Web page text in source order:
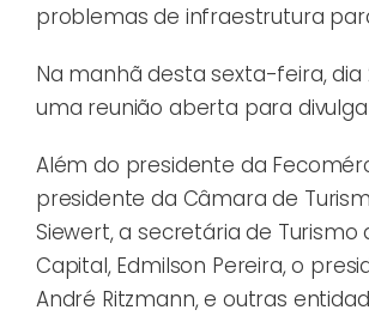
problemas de infraestrutura
Na manhã desta sexta-feira,
uma reunião aberta para
Além do presidente da
presidente da Câmara de
Siewert, a secretária de Turismo
Capital, Edmilson Pereira, o
André Ritzmann, e outras